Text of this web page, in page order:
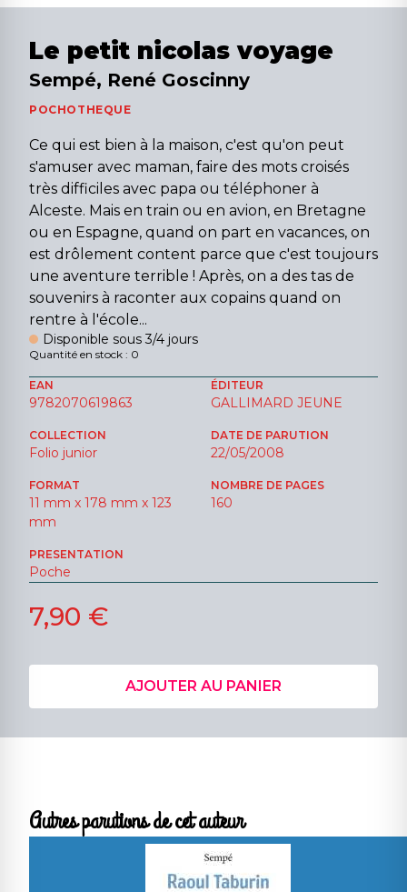
Le petit nicolas voyage
Sempé, René Goscinny
POCHOTHEQUE
Ce qui est bien à la maison, c'est qu'on peut
s'amuser avec maman, faire des mots croisés
très difficiles avec papa ou téléphoner à
Alceste. Mais en train ou en avion, en Bretagne
ou en Espagne, quand on part en vacances, on
est drôlement content parce que c'est toujours
une aventure terrible ! Après, on a des tas de
souvenirs à raconter aux copains quand on
rentre à l'école...
Disponible sous 3/4 jours
Quantité en stock : 0
EAN
9782070619863
ÉDITEUR
GALLIMARD JEUNE
COLLECTION
Folio junior
DATE DE PARUTION
22/05/2008
FORMAT
11 mm x 178 mm x 123
mm
NOMBRE DE PAGES
160
PRESENTATION
Poche
7,90 €
AJOUTER AU PANIER
Autres parutions de cet auteur